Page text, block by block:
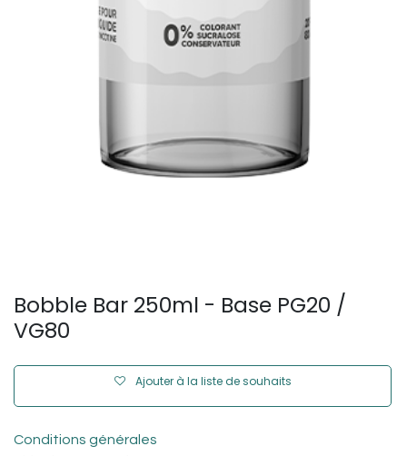
Bobble Bar 250ml - Base PG20 /
VG80
Ajouter à la liste de souhaits
Conditions générales